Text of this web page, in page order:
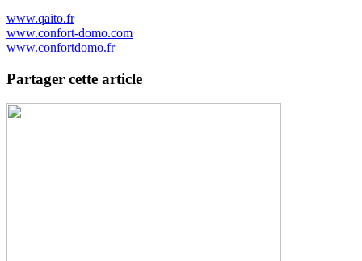
www.qaito.fr
www.confort-domo.com
www.confortdomo.fr
Partager cette article